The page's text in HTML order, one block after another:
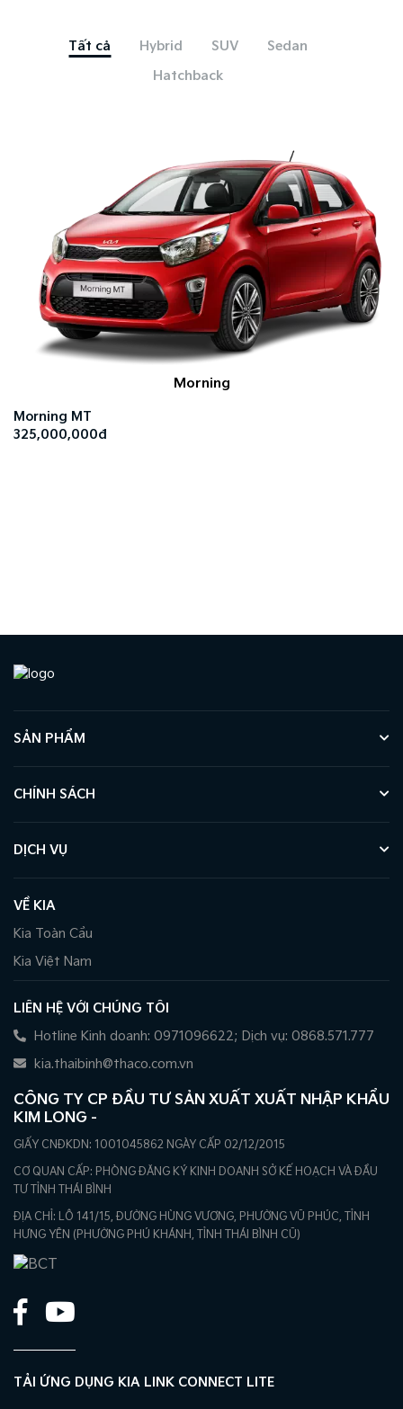
Tất cả Hybrid SUV
Sedan
Hatchback
Morning
Morning MT
325,000,000đ
SẢN PHẨM
CHÍNH SÁCH
DỊCH VỤ
VỀ KIA
Kia Toàn Cầu
Kia Việt Nam
LIÊN HỆ VỚI CHÚNG TÔI
Hotline Kinh doanh: 0971096622; Dịch vụ: 0868.571.777
kia.thaibinh@thaco.com.vn
CÔNG TY CP ĐẦU TƯ SẢN XUẤT XUẤT NHẬP KHẨU
KIM LONG -
GIẤY CNĐKDN: 1001045862 NGÀY CẤP 02/12/2015
CƠ QUAN CẤP: PHÒNG ĐĂNG KÝ KINH DOANH SỞ KẾ HOẠCH VÀ ĐẦU
TƯ TỈNH THÁI BÌNH
ĐỊA CHỈ: LÔ 141/15, ĐƯỜNG HÙNG VƯƠNG, PHƯỜNG VŨ PHÚC, TỈNH
HƯNG YÊN (PHƯỜNG PHÚ KHÁNH, TỈNH THÁI BÌNH CŨ)
TẢI ỨNG DỤNG KIA LINK CONNECT LITE